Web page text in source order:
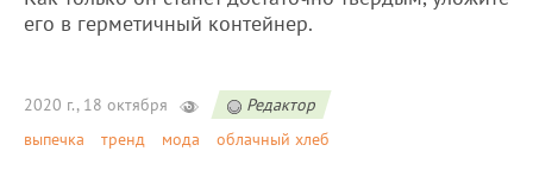
его в герметичный контейнер.
2020 г., 18 октября
Редактор
выпечка
тренд мода облачный хлеб